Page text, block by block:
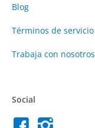
Blog
Términos de servicio
Trabaja con nosotros
Social